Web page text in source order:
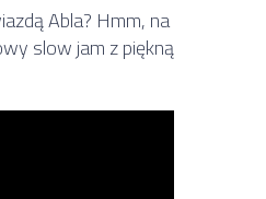
Abla? Hmm, na
slow jam z piękną